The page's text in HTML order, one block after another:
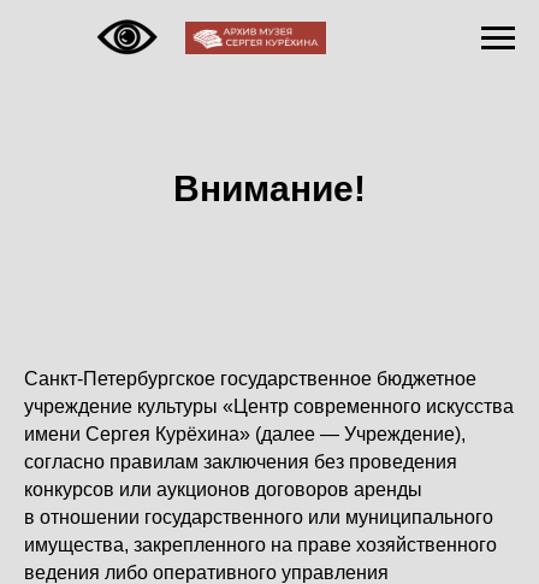
Внимание!
Санкт-Петербургское государственное бюджетное
учреждение культуры «Центр современного искусства
имени Сергея Курёхина» (далее — Учреждение),
согласно правилам заключения без проведения
конкурсов или аукционов договоров аренды
в отношении государственного или муниципального
имущества, закрепленного на праве хозяйственного
ведения либо оперативного управления